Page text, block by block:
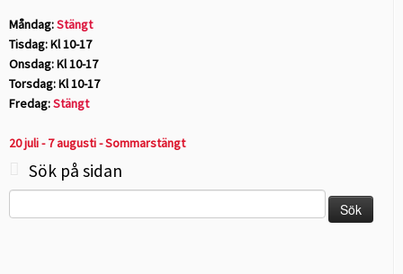
Måndag:Stängt
Tisdag: Kl 10-17
Onsdag: Kl 10-17
Torsdag: Kl 10-17
Fredag:Stängt
20 juli - 7 augusti - Sommarstängt
Sök på sidan
efter: